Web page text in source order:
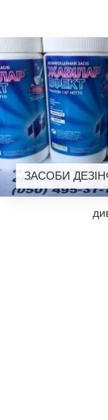
та інших
випробуванні
продажу. У
ЗАСОБИ